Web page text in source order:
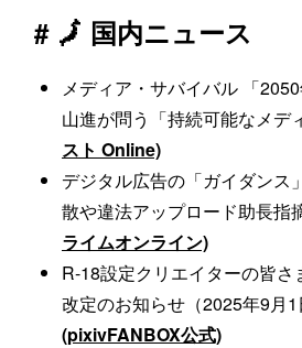
# 🗾 国内ニュース
メディア・サバイバル 「
山進が問う「持続可能なメデ
スト Online)
デジタル広告の「ガイダン
散や違法アップロード助長
ライムオンライン)
R-18設定クリエイターの皆
改定のお知らせ（2025年9月1
(pixivFANBOX公式)